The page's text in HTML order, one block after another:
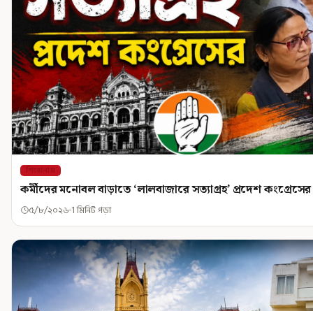
শিরোনাম
কর্মীদের মনোবল বাড়াতে ‘লালবাজারে সত্যাগ্রহ’ প্রদেশ কংগ্রেসের
৫/৮/২০২৬ 1 মিনিট পড়া